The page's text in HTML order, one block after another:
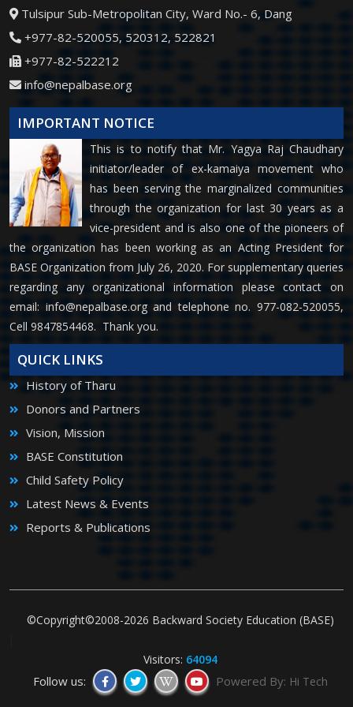
Tulsipur Sub-Metropolitan City, Ward No.- 6, Dang
+977-82-520055, 520312, 522821
+977-82-522212
info@nepalbase.org
IMPORTANT NOTICE
This is to notify that Mr. Yagya Raj Chaudhary
initiator/leader of ex-kamaiya movement who
has been serving the marginalized communities
through the organization for last 30 years as a
vice-president and is also one of the pioneers of
the organization has been working as an Acting President for
BASE Organization from July 26, 2020. For supplementary queries
regarding any organizational information please contact on
email: info@nepalbase.organd telephone no. 977-082-520055,
Cell 9847854468. Thank you.
QUICK LINKS
History of Tharu
Donors and Partners
Vision, Mission
BASE Constitution
Child Safety Policy
Latest News & Events
Reports & Publications
©Copyright©2008-2026 Backward Society Education (BASE)
Visitors: 64094
Follow us: Powered By: Hi Tech